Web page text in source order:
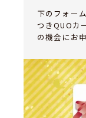
下のフォー
つきQUOカ
の機会にお